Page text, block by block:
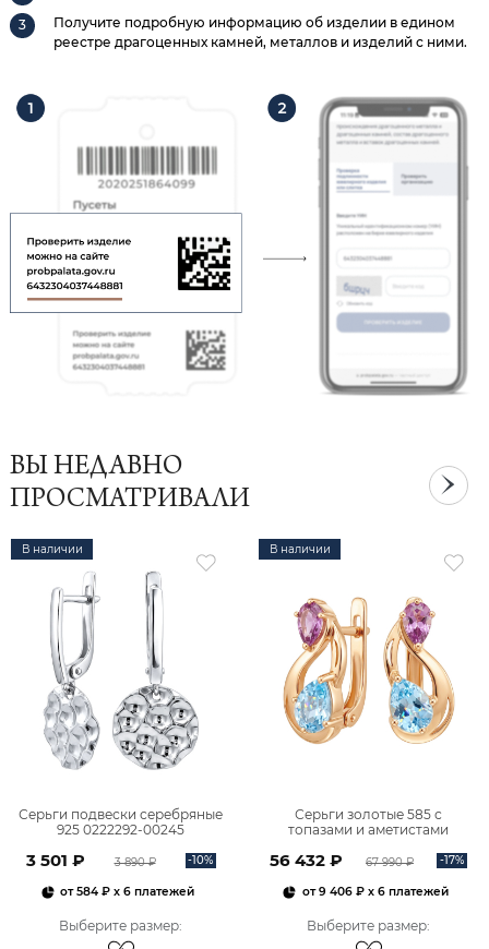
Получите подробную информацию об изделии в едином
реестре драгоценных камней, металлов и изделий с ними.
ВЫ НЕДАВНО
ПРОСМАТРИВАЛИ
В наличии
Серьги подвески серебряные
925 0222292-00245
3 501 ₽ 3 890 ₽ -10%
от584 ₽ x 6 платежей
Выберите размер:
В наличии
Серьги золотые 585 с
топазами и аметистами
56 432 ₽ 67 990 ₽ -17%
от9 406 ₽x 6 платежей
Выберите размер: